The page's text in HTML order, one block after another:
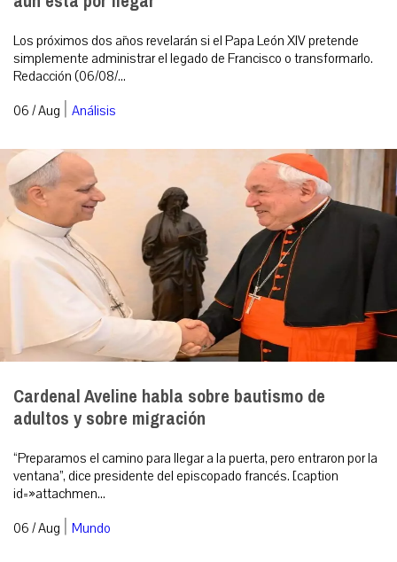
Los próximos dos años revelarán si el Papa León XIV pretende
simplemente administrar el legado de Francisco o transformarlo.
Redacción (06/08/...
06 / Aug | Análisis
Cardenal Aveline habla sobre bautismo de
adultos y sobre migración
“Preparamos el camino para llegar a la puerta, pero entraron por la
ventana”, dice presidente del episcopado francés. [caption
id=»attachmen...
06 / Aug | Mundo